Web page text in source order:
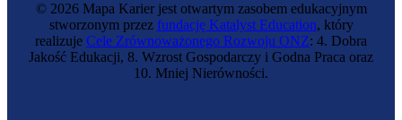
© 2026 Mapa Karier jest otwartym zasobem edukacyjnym
stworzonym przez fundację Katalyst Education, który
realizuje Cele Zrównoważonego Rozwoju ONZ: 4. Dobra
Jakość Edukacji, 8. Wzrost Gospodarczy i Godna Praca oraz
10. Mniej Nierówności.